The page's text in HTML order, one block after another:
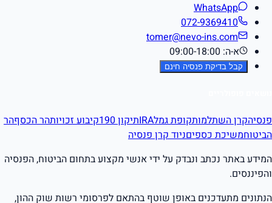
WhatsApp
072-9369410
tomer@nevo-ins.com
א-ה: 09:00-18:00
קבל בדיקת פנסיה חינם
פנסיהקרן השתלמותקופת גמלIRAתיקון 190 קיבוע זכויותהר הכסףהר
הביטוחמשיכת כספיםניוד קרן פנסיה
המידע באתר נכתב ונבדק על ידי אנשי מקצוע בתחום הביטוח, הפנסיה
והפיננסים.
הנתונים מתעדכנים באופן שוטף בהתאם לפרסומי רשות שוק ההון,